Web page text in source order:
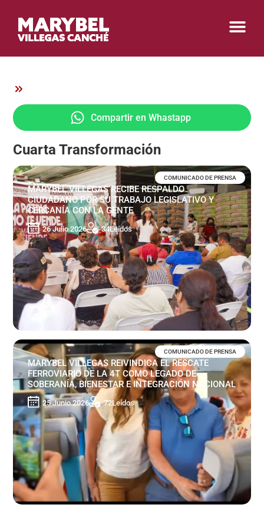
Compartir en Whastapp
Cuarta Transformación
COMUNICADO DE PRENSA
MARYBEL VILLEGAS RECIBE RESPALDO
CIUDADANO POR SU TRABAJO LEGISLATIVO Y
CERCANÍA CON LA GENTE
26 Julio 2026 34Leídos
COMUNICADO DE PRENSA
MARYBEL VILLEGAS REIVINDICA EL RESCATE
FERROVIARIO DE LA 4T COMO LEGADO DE
SOBERANÍA, BIENESTAR E INTEGRACIÓN NACIONAL
25 Junio 2026 72Leídos